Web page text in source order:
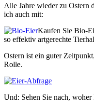
Alle Jahre wieder zu Ostern
ich auch mit:
Kaufen Sie Bio-
so effektiv artgerechte
Ostern ist ein guter
Rolle.
Und: Sehen Sie nach,